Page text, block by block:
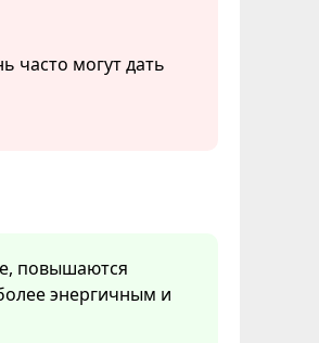
часто могут дать
повышаются
энергичным и